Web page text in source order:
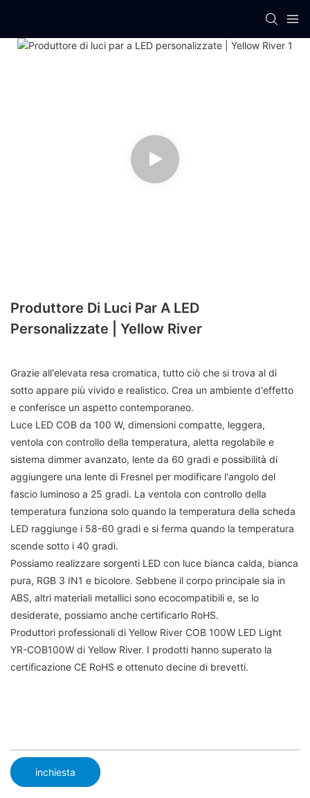
Produttore Di Luci Par A LED
Personalizzate | Yellow River
Grazie all'elevata resa cromatica, tutto ciò che si trova al di
sotto appare più vivido e realistico. Crea un ambiente d'effetto
e conferisce un aspetto contemporaneo.
Luce LED COB da 100 W, dimensioni compatte, leggera,
ventola con controllo della temperatura, aletta regolabile e
sistema dimmer avanzato, lente da 60 gradi e possibilità di
aggiungere una lente di Fresnel per modificare l'angolo del
fascio luminoso a 25 gradi. La ventola con controllo della
temperatura funziona solo quando la temperatura della scheda
LED raggiunge i 58-60 gradi e si ferma quando la temperatura
scende sotto i 40 gradi.
Possiamo realizzare sorgenti LED con luce bianca calda, bianca
pura, RGB 3 IN1 e bicolore. Sebbene il corpo principale sia in
ABS, altri materiali metallici sono ecocompatibili e, se lo
desiderate, possiamo anche certificarlo RoHS.
Produttori professionali di Yellow River COB 100W LED Light
YR-COB100W di Yellow River. I prodotti hanno superato la
certificazione CE RoHS e ottenuto decine di brevetti.
inchiesta